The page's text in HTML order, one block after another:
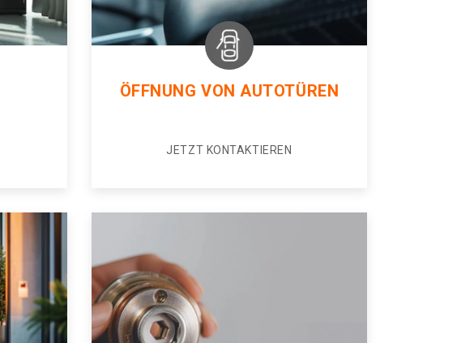
ÖFFNUNG VON AUTOTÜREN
JETZT KONTAKTIEREN